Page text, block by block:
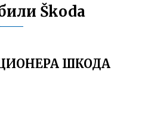
Škoda
ШКОДА